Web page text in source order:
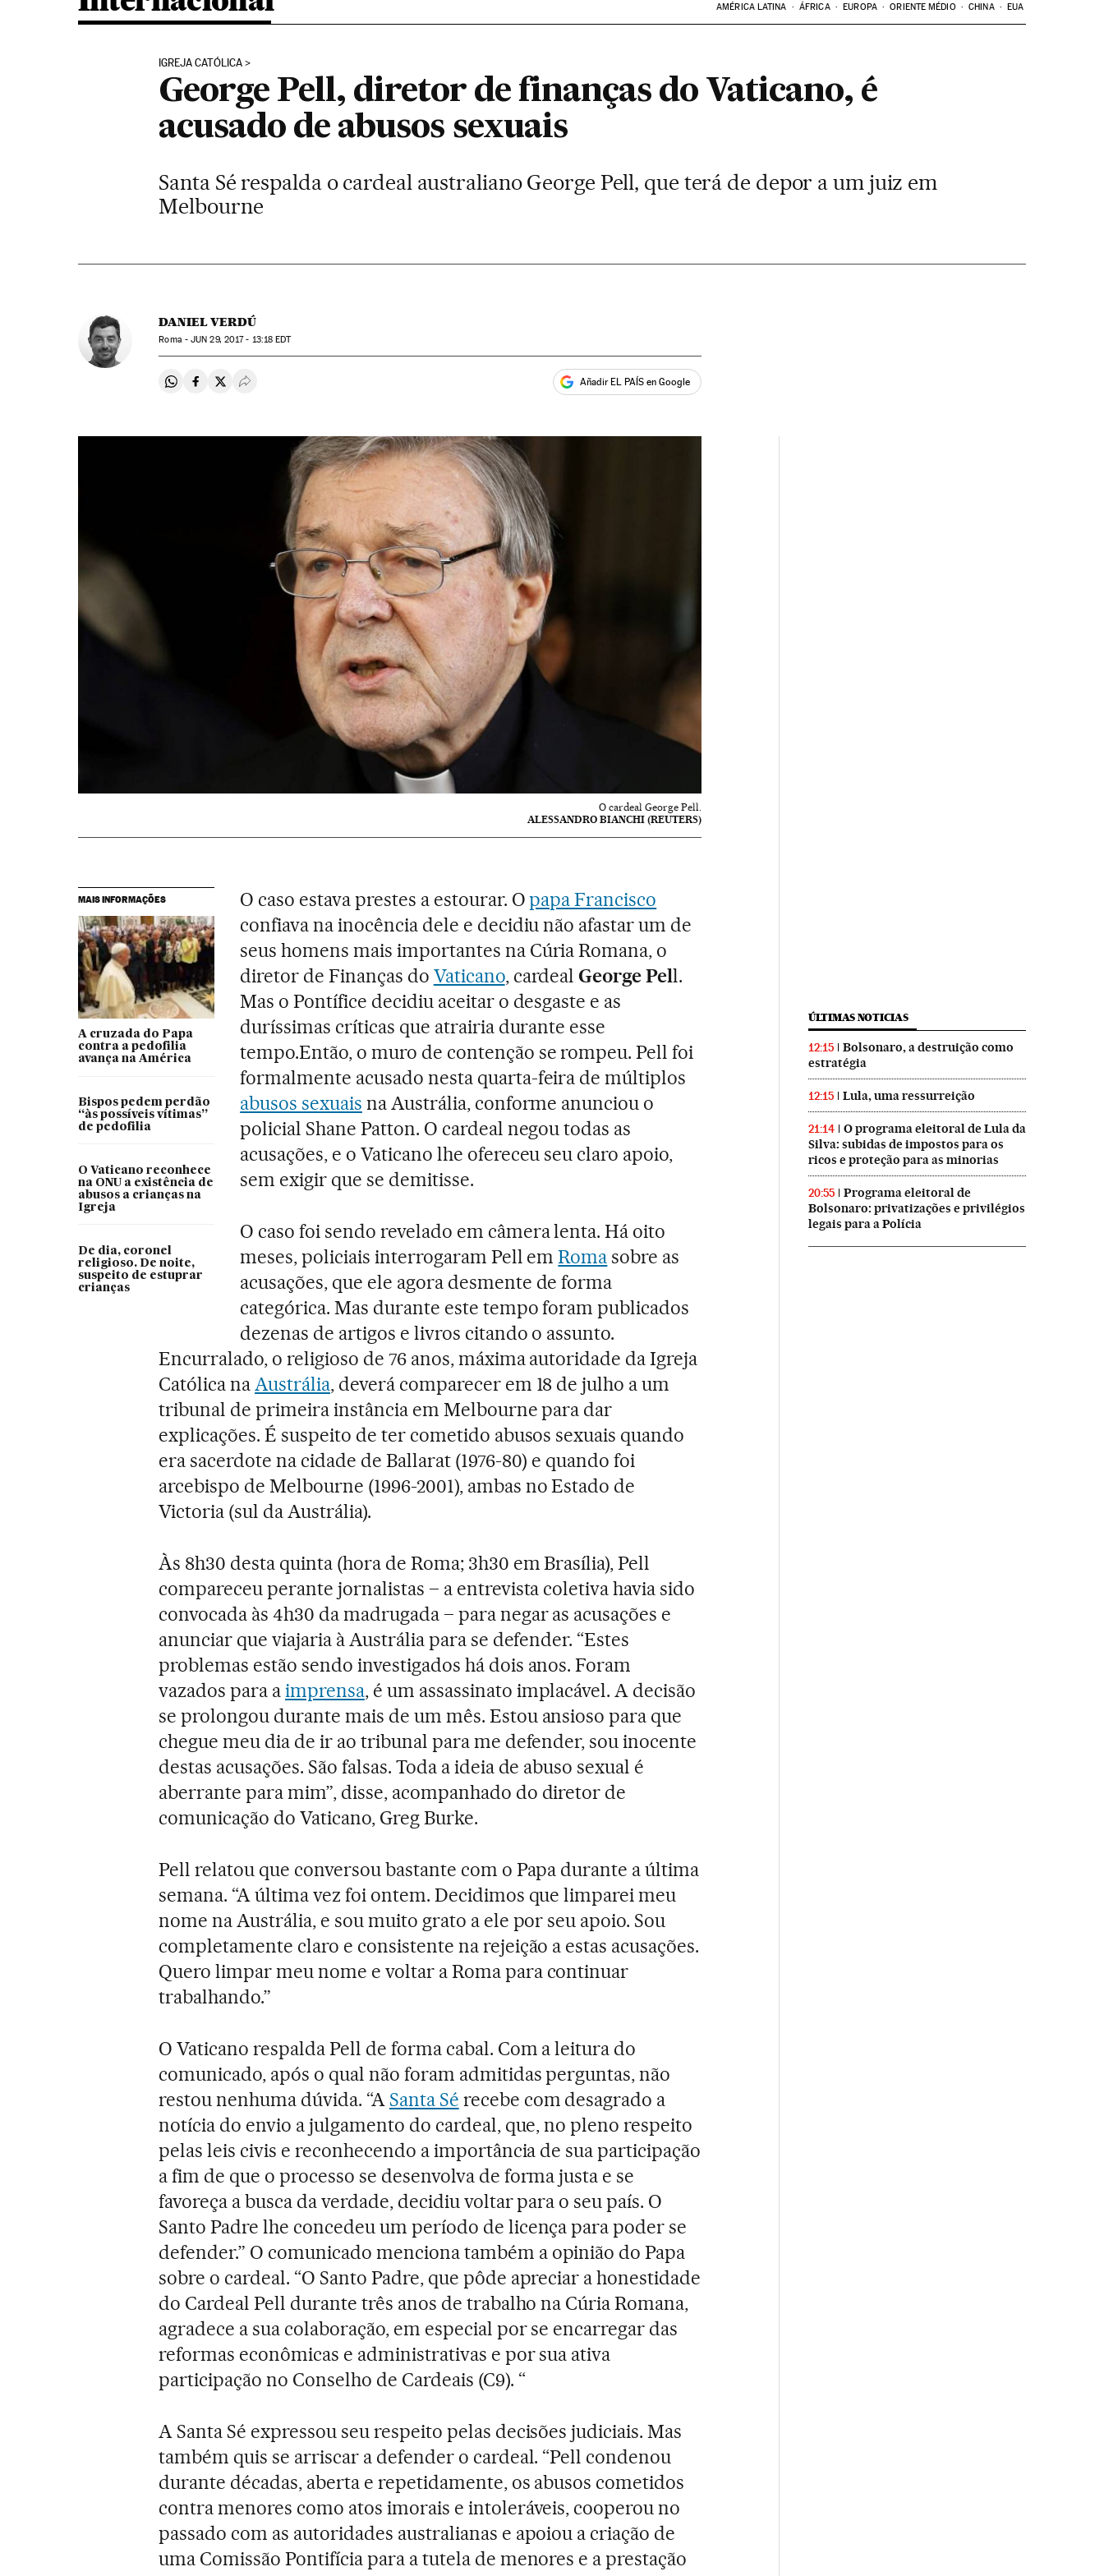
AMÉRICA LATINA ÁFRICA EUROPA ORIENTE MÉDIO CHINA EUA
IGREJA CATÓLICA
George Pell, diretor de finanças do Vaticano, é
acusado de abusos sexuais
Santa Sé respalda o cardeal australiano George Pell, que terá de depor a um juiz em
Melbourne
DANIEL VERDÚ
Roma -JUN 29, 2017 - 13:18 EDT
Compartir en Whatsapp
Compartir en Facebook
Compartir en Twitter
Desplegar Redes Sociales Añadir EL PAÍS en Google
O cardeal George Pell.
ALESSANDRO BIANCHI (REUTERS)
MAIS INFORMAÇÕES
A cruzada do Papa
contra a pedofilia
avança na América
Bispos pedem perdão
“às possíveis vítimas”
de pedofilia
O Vaticano reconhece
na ONU a existência de
abusos a crianças na
Igreja
De dia, coronel
religioso. De noite,
suspeito de estuprar
crianças
O caso estava prestes a estourar. Opapa Francisco
confiava na inocência dele e decidiu não afastar um de
seus homens mais importantes na Cúria Romana, o
diretor de Finanças do Vaticano, cardeal George Pell.
Mas o Pontífice decidiu aceitar o desgaste e as
duríssimas críticas que atrairia durante esse
tempo.Então, o muro de contenção se rompeu. Pell foi
formalmente acusado nesta quarta-feira de múltiplos
abusos sexuais na Austrália, conforme anunciou o
policial Shane Patton. O cardeal negou todas as
acusações, e o Vaticano lhe ofereceu seu claro apoio,
sem exigir que se demitisse.
O caso foi sendo revelado em câmera lenta. Há oito
meses, policiais interrogaram Pell emRoma sobre as
acusações, que ele agora desmente de forma
categórica. Mas durante este tempo foram publicados
dezenas de artigos e livros citando o assunto.
Encurralado, o religioso de 76 anos, máxima autoridade da Igreja
Católica na Austrália, deverá comparecer em 18 de julho a um
tribunal de primeira instância em Melbourne para dar
explicações. É suspeito de ter cometido abusos sexuais quando
era sacerdote na cidade de Ballarat (1976-80) e quando foi
arcebispo de Melbourne (1996-2001), ambas no Estado de
Victoria (sul da Austrália).
Às 8h30 desta quinta (hora de Roma; 3h30 em Brasília), Pell
compareceu perante jornalistas – a entrevista coletiva havia sido
convocada às 4h30 da madrugada – para negar as acusações e
anunciar que viajaria à Austrália para se defender. “Estes
problemas estão sendo investigados há dois anos. Foram
vazados para aimprensa, é um assassinato implacável. A decisão
se prolongou durante mais de um mês. Estou ansioso para que
chegue meu dia de ir ao tribunal para me defender, sou inocente
destas acusações. São falsas. Toda a ideia de abuso sexual é
aberrante para mim”, disse, acompanhado do diretor de
comunicação do Vaticano, Greg Burke.
Pell relatou que conversou bastante com o Papa durante a última
semana. “A última vez foi ontem. Decidimos que limparei meu
nome na Austrália, e sou muito grato a ele por seu apoio. Sou
completamente claro e consistente na rejeição a estas acusações.
Quero limpar meu nome e voltar a Roma para continuar
trabalhando.”
O Vaticano respalda Pell de forma cabal. Com a leitura do
comunicado, após o qual não foram admitidas perguntas, não
restou nenhuma dúvida. “A Santa Sé recebe com desagrado a
notícia do envio a julgamento do cardeal, que, no pleno respeito
pelas leis civis e reconhecendo a importância de sua participação
a fim de que o processo se desenvolva de forma justa e se
favoreça a busca da verdade, decidiu voltar para o seu país. O
Santo Padre lhe concedeu um período de licença para poder se
defender.” O comunicado menciona também a opinião do Papa
sobre o cardeal. “O Santo Padre, que pôde apreciar a honestidade
do Cardeal Pell durante três anos de trabalho na Cúria Romana,
agradece a sua colaboração, em especial por se encarregar das
reformas econômicas e administrativas e por sua ativa
participação no Conselho de Cardeais (C9). “
A Santa Sé expressou seu respeito pelas decisões judiciais. Mas
também quis se arriscar a defender o cardeal. “Pell condenou
durante décadas, aberta e repetidamente, os abusos cometidos
contra menores como atos imorais e intoleráveis, cooperou no
passado com as autoridades australianas e apoiou a criação de
uma Comissão Pontifícia para a tutela de menores e a prestação
ÚLTIMAS NOTICIAS
12:15
Bolsonaro, a destruição como
estratégia
12:15 Lula, uma ressurreição
21:14
O programa eleitoral de Lula da
Silva: subidas de impostos para os
ricos e proteção para as minorias
20:55
Programa eleitoral de
Bolsonaro: privatizações e privilégios
legais para a Polícia